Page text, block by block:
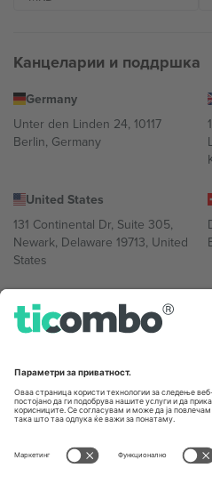
Канцеларии и поддршка
Germany
Unter den Linden 24, 10117
Berlin, Germany
United States
131 Continental Dr, Suite 305,
Newark, Delaware 19713, United
States
Bulgaria
Regus Sofia City West, bul
Mexico
Av Chapultepec 360, Roma
Norte, Cuauhtémoc, 06700
Ciudad de México, CDMX,